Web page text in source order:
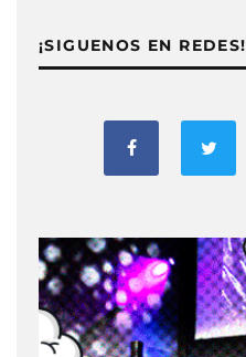
¡SIGUENOS EN REDES!